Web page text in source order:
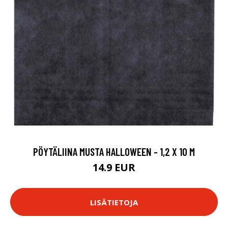
PÖYTÄLIINA MUSTA HALLOWEEN - 1,2 X 10 M
14.9 EUR
LISÄTIETOJA